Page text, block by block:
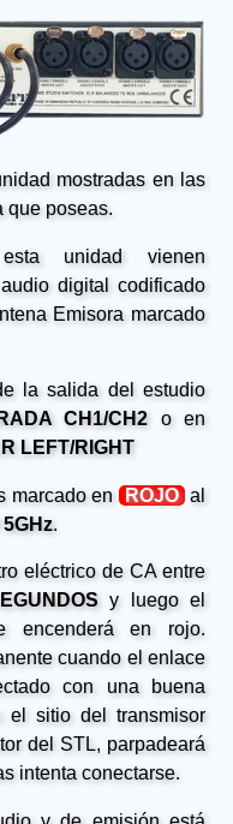
mostradas en las
que poseas.
unidad vienen
digital codificado
Emisora marcado
la salida del estudio
CH1/CH2 o en
LEFT/RIGHT
marcado en ROJO al
5GHz.
eléctrico de CA entre
y luego el
encenderá en rojo.
cuando el enlace
con una buena
el sitio del transmisor
del STL, parpadeará
intenta conectarse.